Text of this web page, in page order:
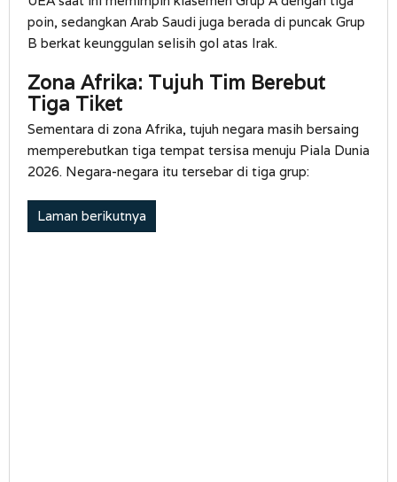
poin, sedangkan Arab Saudi juga berada di puncak Grup
B berkat keunggulan selisih gol atas Irak.
Zona Afrika: Tujuh Tim Berebut
Tiga Tiket
Sementara di zona Afrika, tujuh negara masih bersaing
memperebutkan tiga tempat tersisa menuju Piala Dunia
2026. Negara-negara itu tersebar di tiga grup:
Laman berikutnya